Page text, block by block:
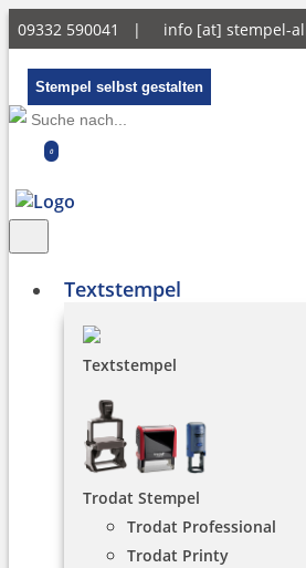
09332 590041 | info [at] stempel-
Stempel selbst gestalten
0
Textstempel
Textstempel
Trodat Stempel
Trodat Professional
Trodat Printy